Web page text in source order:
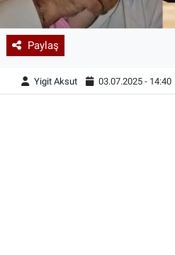
Paylaş
Yigit Aksut 03.07.2025 - 14:40